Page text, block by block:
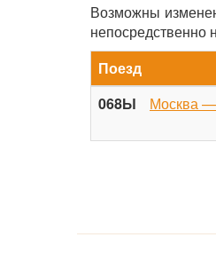
Возможны
непосредственно
Поезд
068Ы
Москва